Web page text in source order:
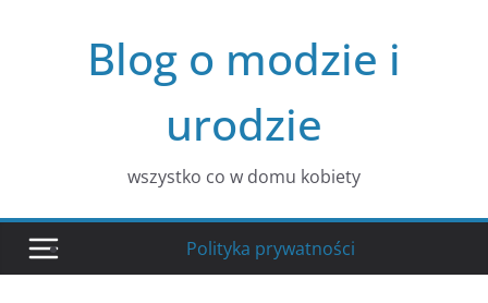
Blog o modzie i
urodzie
wszystko co w domu kobiety
Polityka prywatności